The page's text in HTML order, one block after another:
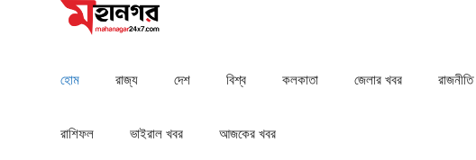
হোম রাজ্য দেশ ⁠বিশ্ব কলকাতা ⁠⁠জেলার খবর রাজনীতি
রাশিফল ⁠⁠ভাইরাল খবর আজকের খবর